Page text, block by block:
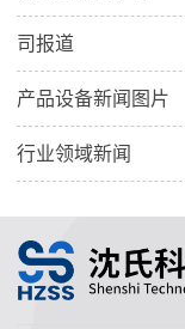
司报道
产品设备新闻图片
行业领域新闻